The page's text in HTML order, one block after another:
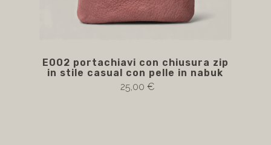
E002 portachiavi con chiusura zip
in stile casual con pelle in nabuk
25,00 €